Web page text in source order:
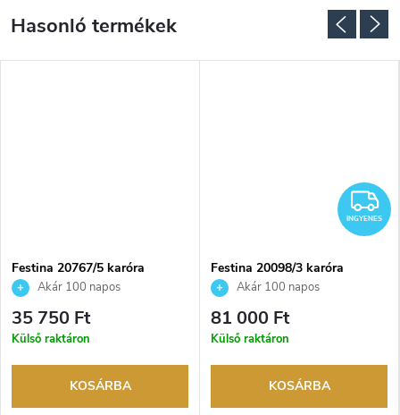
Festina 20767/5 karóra
Akár 100 napos
visszaküldési lehetőség. Hivatalos
márkakereskedő.
35 750 Ft
Külső raktáron
KOSÁRBA
INGYENES
Festina 20098/3 karóra
Akár 100 napos
visszaküldési lehetőség. Hivatalos
márkakereskedő.
81 000 Ft
Külső raktáron
KOSÁRBA